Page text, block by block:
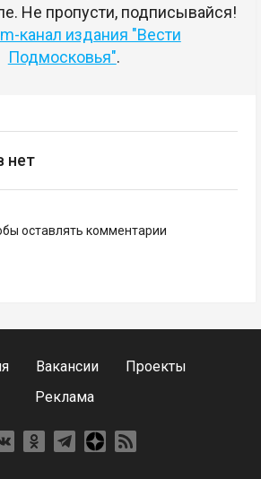
Не пропусти, подписывайся!
канал издания "Вести
Подмосковья".
нет
оставлять комментарии
Вакансии
Проекты
Реклама